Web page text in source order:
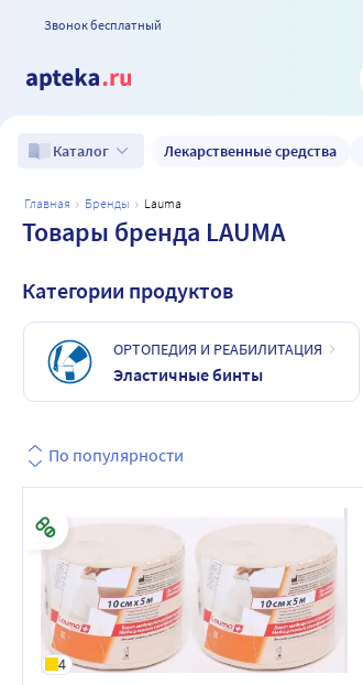
Звонок бесплатный
Каталог Лекарственные средства
главная бренды lauma
Товары бренда LAUMA
Категории продуктов
ОРТОПЕДИЯ И РЕАБИЛИТАЦИЯ
Эластичные бинты
По популярности
4